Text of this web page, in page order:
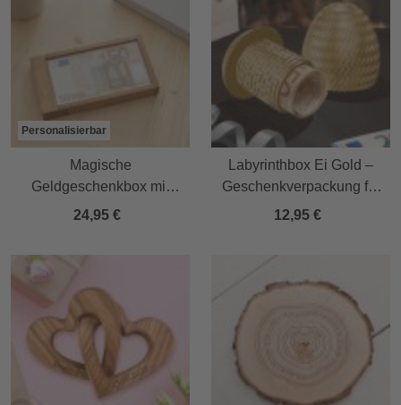
Personalisierbar
Magische
Geldgeschenkbox mit
persönlicher Gravur
24,95 €
Labyrinthbox Ei Gold –
Geschenkverpackung für
Geld, Gutscheine &
12,95 €